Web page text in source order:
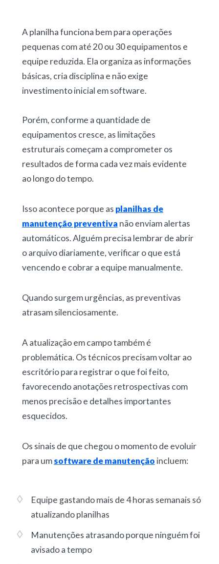
Aplanilha funciona bem para operações
pequenas com até 20 ou 30 equipamentos e
equipe reduzida. Ela organiza as informações
básicas, cria disciplina e não exige
investimento inicial em software.
Porém, conforme a quantidade de
equipamentos cresce, as limitações
estruturais começam a comprometer os
resultados de forma cada vez mais evidente
ao longo do tempo.
Isso acontece porque as planilhas de
manutenção preventiva não enviam alertas
automáticos. Alguém precisa lembrar de abrir
o arquivo diariamente, verificar o que está
vencendo e cobrar a equipe manualmente.
Quando surgem urgências, as preventivas
atrasam silenciosamente.
Aatualização em campotambém é
problemática. Os técnicos precisam voltar ao
escritório para registrar o que foi feito,
favorecendo anotações retrospectivas com
menos precisão e detalhes importantes
esquecidos.
Os sinais de que chegou o momento de evoluir
para umsoftware de manutenção incluem:
Equipe gastando mais de 4 horas semanais só
atualizando planilhas
Manutenções atrasando porque ninguém foi
avisado a tempo